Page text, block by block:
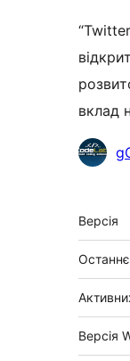
вклад
Мета
Версія
Версія